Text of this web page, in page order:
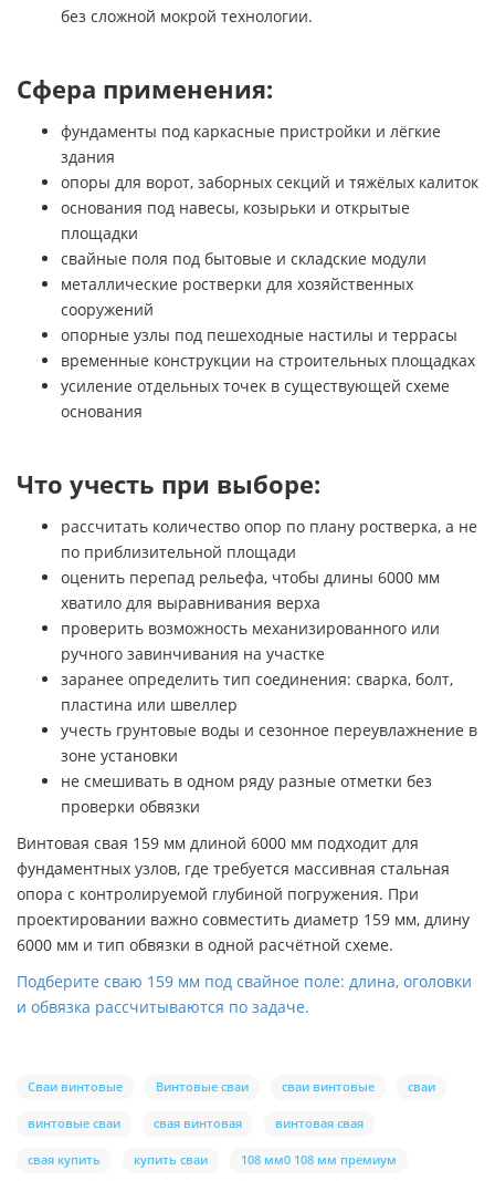
без сложной мокрой технологии.
Сфера применения:
фундаменты под каркасные пристройки и лёгкие
здания
опоры для ворот, заборных секций и тяжёлых калиток
основания под навесы, козырьки и открытые
площадки
свайные поля под бытовые и складские модули
металлические ростверки для хозяйственных
сооружений
опорные узлы под пешеходные настилы и террасы
временные конструкции на строительных площадках
усиление отдельных точек в существующей схеме
основания
Что учесть при выборе:
рассчитать количество опор по плану ростверка, а не
по приблизительной площади
оценить перепад рельефа, чтобы длины 6000 мм
хватило для выравнивания верха
проверить возможность механизированного или
ручного завинчивания на участке
заранее определить тип соединения: сварка, болт,
пластина или швеллер
учесть грунтовые воды и сезонное переувлажнение в
зоне установки
не смешивать в одном ряду разные отметки без
проверки обвязки
Винтовая свая 159 мм длиной 6000 мм подходит для
фундаментных узлов, где требуется массивная стальная
опора с контролируемой глубиной погружения. При
проектировании важно совместить диаметр 159 мм, длину
6000 мм и тип обвязки в одной расчётной схеме.
Подберите сваю 159 мм под свайное поле: длина, оголовки
и обвязка рассчитываются по задаче.
Сваи винтовые Винтовые сваи сваи винтовые сваи
винтовые сваи свая винтовая винтовая свая
свая купить купить сваи 108 мм0 108 мм премиум